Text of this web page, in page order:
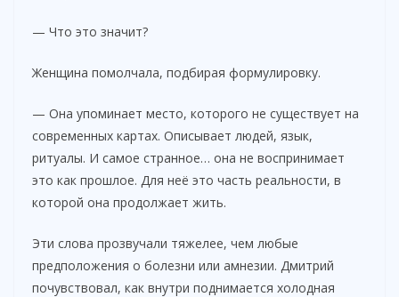
— Что это значит?
Женщина помолчала, подбирая формулировку.
— Она упоминает место, которого не существует на
современных картах. Описывает людей, язык,
ритуалы. И самое странное… она не воспринимает
это как прошлое. Для неё это часть реальности, в
которой она продолжает жить.
Эти слова прозвучали тяжелее, чем любые
предположения о болезни или амнезии. Дмитрий
почувствовал, как внутри поднимается холодная